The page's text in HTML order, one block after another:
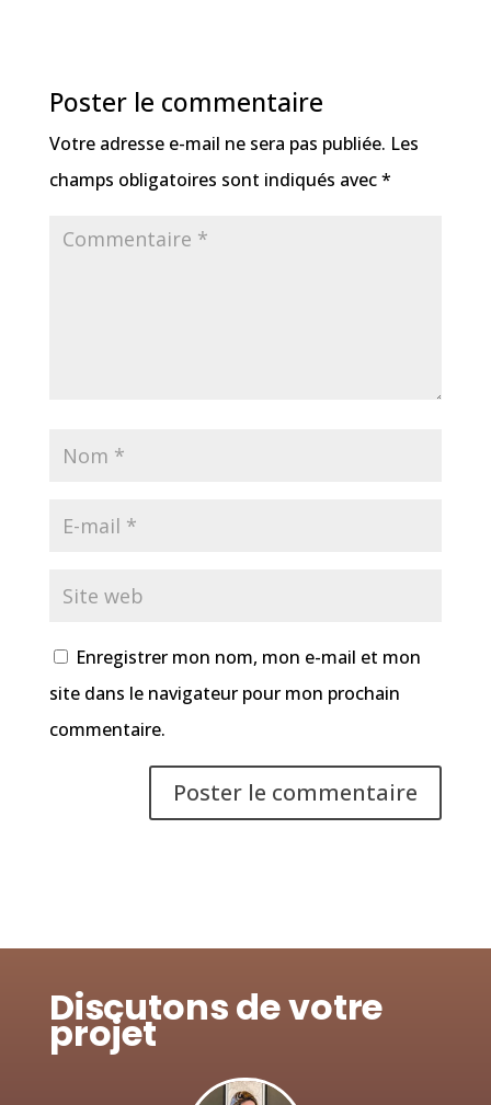
Poster le commentaire
Votre adresse e-mail ne sera pas publiée. Les
champs obligatoires sont indiqués avec*
Enregistrer mon nom, mon e-mail et mon
site dans le navigateur pour mon prochain
commentaire.
Discutons de votre
projet